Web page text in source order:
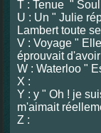
T : Tenue "
U : Un " Julie
Lambert toute
V : Voyage "
éprouvait
W : Waterloo "
X :
Y : y " Oh ! je
m'aimait
Z :